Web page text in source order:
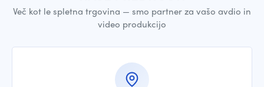
Več kot le spletna trgovina — smo partner za vašo avdio in
video produkcijo